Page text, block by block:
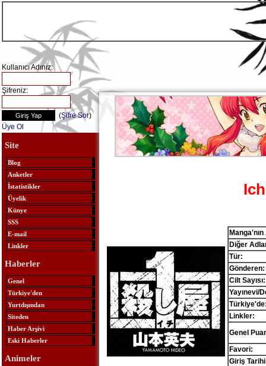
Kullanıcı Adınız:
Şifreniz:
(Şifre Sor)
Üye Ol
Site
Blog
Anketler
İstatistikler
Üyelik
Künye
SSS
E-mail
Linkler
Haberler
Genel
Türkiye'den
Yurtdışından
Siteden
Haber Arşivi
Eski Haberler
Animeler
Manga'nın
Diğer
Tür:
Gönderen:
Cilt Sayısı:
Yayınevi/
Linkler:
Genel
Favori:
Giriş